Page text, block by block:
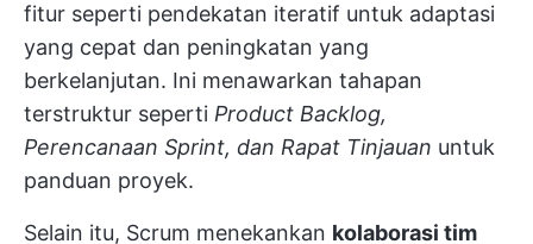
fitur seperti pendekatan iteratif untuk adaptasi
yang cepat dan peningkatan yang
berkelanjutan. Ini menawarkan tahapan
terstruktur seperti Product Backlog,
Perencanaan Sprint, dan Rapat Tinjauan untuk
panduan proyek.
Selain itu, Scrum menekankan kolaborasi tim